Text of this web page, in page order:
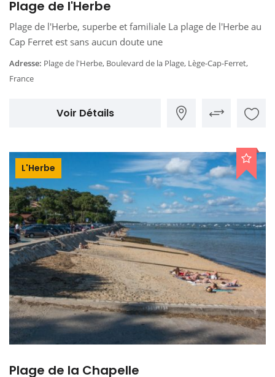
Plage de l'Herbe
Plage de l'Herbe, superbe et familiale La plage de l'Herbe au
Cap Ferret est sans aucun doute une
Adresse: Plage de l'Herbe, Boulevard de la Plage, Lège-Cap-Ferret,
France
Voir Détails
L'Herbe
Plage de la Chapelle